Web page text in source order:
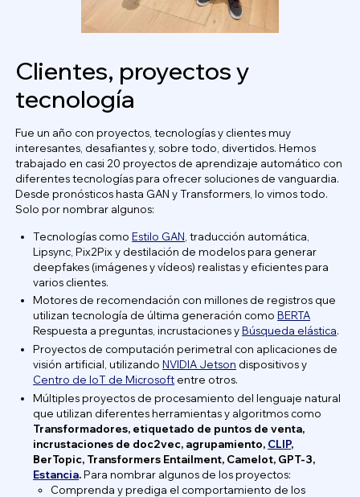
Clientes, proyectos y
tecnología
Fue un año con proyectos, tecnologías y clientes muy
interesantes, desafiantes y, sobre todo, divertidos. Hemos
trabajado en casi 20 proyectos de aprendizaje automático con
diferentes tecnologías para ofrecer soluciones de vanguardia.
Desde pronósticos hasta GAN y Transformers, lo vimos todo.
Solo por nombrar algunos:
Tecnologías como Estilo GAN , traducción automática,
Lipsync, Pix2Pix y destilación de modelos para generar
deepfakes (imágenes y vídeos) realistas y eficientes para
varios clientes.
Motores de recomendación con millones de registros que
utilizan tecnología de última generación como BERTA
Respuesta a preguntas, incrustaciones y Búsqueda elástica.
Proyectos de computación perimetral con aplicaciones de
visión artificial, utilizando NVIDIA Jetson dispositivos y
Centro de IoT de Microsoft entre otros.
Múltiples proyectos de procesamiento del lenguaje natural
que utilizan diferentes herramientas y algoritmos como
Transformadores, etiquetado de puntos de venta,
incrustaciones de doc2vec, agrupamiento, CLIP,
BerTopic, Transformers Entailment, Camelot, GPT-3,
Estancia.Para nombrar algunos de los proyectos:
Comprenda y prediga el comportamiento de los